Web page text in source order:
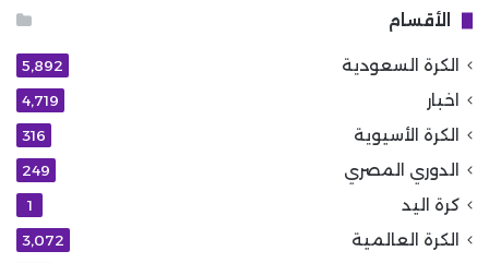
الأقسام
الكرة السعودية 5٬892
اخبار 4٬719
الكرة الأسيوية 316
الدوري المصري 249
كرة اليد 1
الكرة العالمية 3٬072